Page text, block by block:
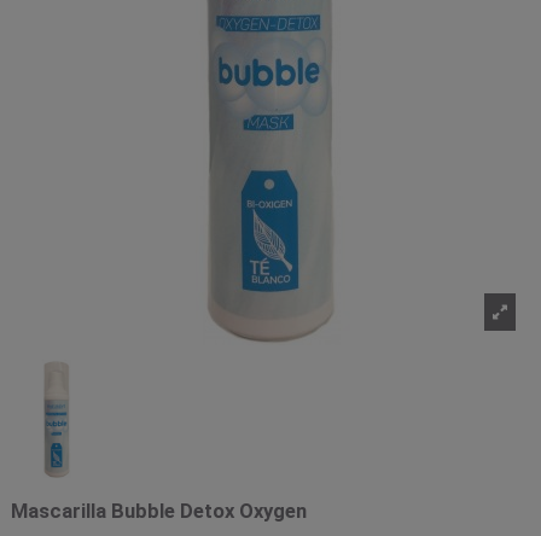
Mascarilla Bubble Detox Oxygen